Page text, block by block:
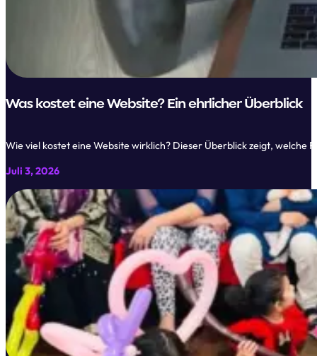
Was kostet eine Website? Ein ehrlicher Überblick
Wie viel kostet eine Website wirklich? Dieser Überblick zeigt, welche
Juli 3, 2026